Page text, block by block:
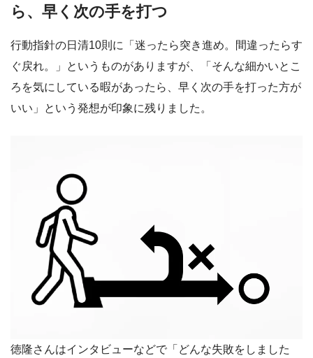
ら、早く次の手を打つ
行動指針の日清10則に「迷ったら突き進め。間違ったらす
ぐ戻れ。」というものがありますが、「そんな細かいとこ
ろを気にしている暇があったら、早く次の手を打った方が
いい」という発想が印象に残りました。
徳隆さんはインタビューなどで「どんな失敗をしました